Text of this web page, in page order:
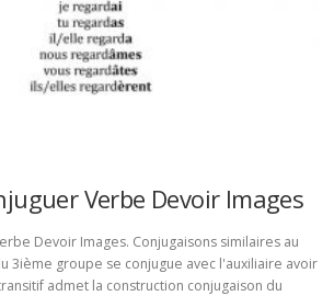
Verbe Devoir Images
Devoir Images. Conjugaisons similaires au
3ième groupe se conjugue avec l'auxiliaire avoir
admet la construction conjugaison du